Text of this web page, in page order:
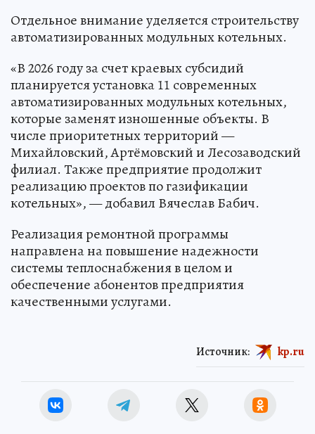
Отдельное внимание уделяется строительству
автоматизированных модульных котельных.
«В 2026 году за счет краевых субсидий
планируется установка 11 современных
автоматизированных модульных котельных,
которые заменят изношенные объекты. В
числе приоритетных территорий —
Михайловский, Артёмовский и Лесозаводский
филиал. Также предприятие продолжит
реализацию проектов по газификации
котельных», — добавил Вячеслав Бабич.
Реализация ремонтной программы
направлена на повышение надежности
системы теплоснабжения в целом и
обеспечение абонентов предприятия
качественными услугами.
Источник: kp.ru